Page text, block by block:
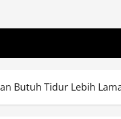
Butuh Tidur Lebih